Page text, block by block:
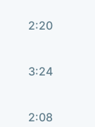
2:20
3:24
2:08